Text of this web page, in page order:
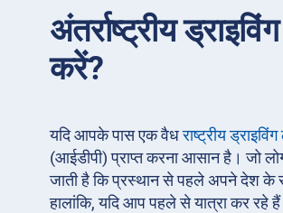
अंतर्राष्ट्रीय
करें?
यदि आपके पास एक वैधराष्ट्रीय
(आईडीपी) प्राप्त करना आसान है। जो
जाती है कि प्रस्थान से पहले अपने देश के
हालांकि, यदि आप पहले से यात्रा कर